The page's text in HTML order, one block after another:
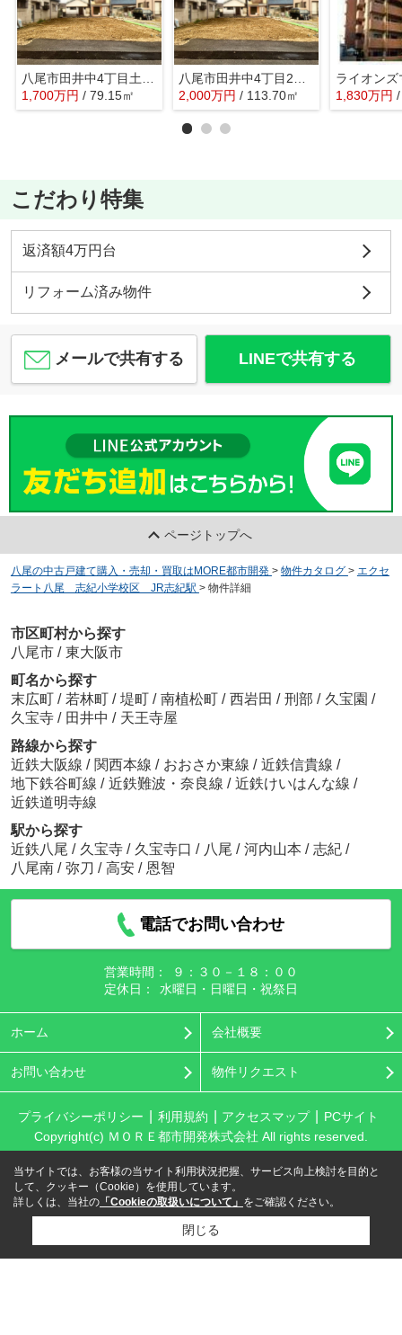
1,700万円 / 79.15㎡
2,000万円 / 113.70㎡ 1,830万円
こだわり特集
返済額4万円台
リフォーム済み物件
メールで共有する LINEで共有する
ページトップへ
八尾の中古戸建て購入・売却・買取はMORE都市開発 > 物件カタログ > エクセ
ラート八尾 志紀小学校区 JR志紀駅 > 物件詳細
市区町村から探す
八尾市 / 東大阪市
町名から探す
末広町 / 若林町 / 堤町 / 南植松町 / 西岩田 / 刑部 / 久宝園 /
久宝寺 / 田井中 / 天王寺屋
路線から探す
近鉄大阪線 / 関西本線 / おおさか東線 / 近鉄信貴線 /
地下鉄谷町線 / 近鉄難波・奈良線 / 近鉄けいはんな線 /
近鉄道明寺線
駅から探す
近鉄八尾 / 久宝寺 / 久宝寺口 / 八尾 / 河内山本 / 志紀 /
八尾南 / 弥刀 / 高安 / 恩智
電話でお問い合わせ
営業時間：
９：３０－１８：００
定休日：
水曜日・日曜日・祝祭日
ホーム 会社概要
お問い合わせ 物件リクエスト
プライバシーポリシー 利用規約 アクセスマップ
PCサイト
Copyright(c) ＭＯＲＥ都市開発株式会社 All rights reserved.
当サイトでは、お客様の当サイト利用状況把握、サービス向上検討を目的と
して、クッキー（Cookie）を使用しています。
詳しくは、当社の 「Cookieの取扱いについて」 をご確認ください。
閉じる